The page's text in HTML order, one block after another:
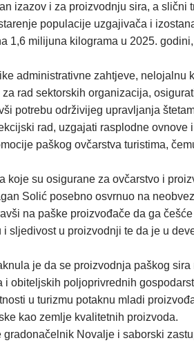
izazov i za proizvodnju sira, a
populacije uzgajivača i
milijuna kilograma u 2025.
administrativne zahtjeve,
rad sektorskih organizacija,
potrebu održivijeg upravljanja
rad, uzgajati rasplodne
paškog ovčarstva turistima,
su osigurane za ovčarstvo i
Solić posebno osvrnuo na
na paške proizvođače da ga
u proizvodnji te da je u
je da se proizvodnja paškog
poljoprivrednih
u turizmu potaknu mladi
kao zemlje kvalitetnih proizvoda.
Novalje i saborski